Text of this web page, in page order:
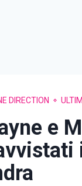
DIRECTION
e